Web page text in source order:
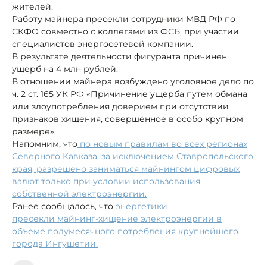
жителей.
Работу майнера пресекли сотрудники МВД РФ по
СКФО совместно с коллегами из ФСБ, при участии
специалистов энергосетевой компании.
В результате деятельности фигуранта причинен
ущерб на 4 млн рублей.
В отношении майнера возбуждено уголовное дело по
ч. 2 ст. 165 УК РФ «Причинение ущерба путем обмана
или злоупотребления доверием при отсутствии
признаков хищения, совершённое в особо крупном
размере».
Напомним, что по новым правилам во всех регионах
Северного Кавказа, за исключением Ставропольского
края, разрешено заниматься майнингом цифровых
валют только при условии использования
собственной электроэнергии.
Ранее сообщалось, что энергетики
пресекли майнинг-хищение электроэнергии в
объеме полумесячного потребления крупнейшего
города Ингушетии.